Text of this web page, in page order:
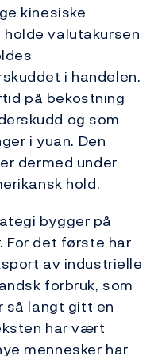
kinesiske
valutakursen
i handelen.
på bekostning
og som
i yuan. Den
dermed under
hold.
bygger på
For det første har
av industrielle
forbruk, som
så langt gitt en
har vært
mennesker har